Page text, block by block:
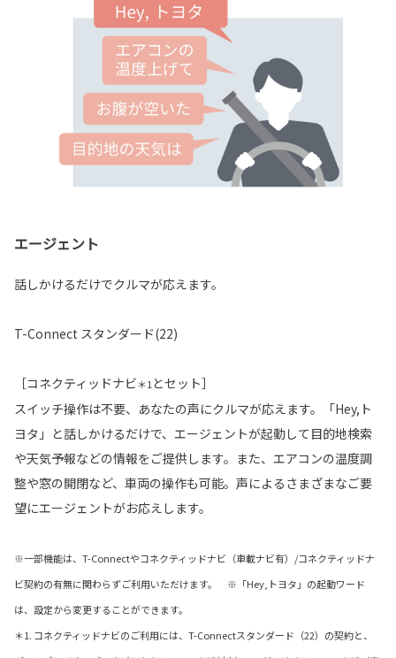
エージェント
話しかけるだけでクルマが応えます。
T-Connect スタンダード(22)
［コネクティッドナビ＊1とセット］
スイッチ操作は不要、あなたの声にクルマが応えます。「Hey,ト
ヨタ」と話しかけるだけで、エージェントが起動して目的地検索
や天気予報などの情報をご提供します。また、エアコンの温度調
整や窓の開閉など、車両の操作も可能。声によるさまざまなご要
望にエージェントがお応えします。
※一部機能は、T-Connectやコネクティッドナビ（車載ナビ有）/コネクティッドナ
ビ契約の有無に関わらずご利用いただけます。 ※「Hey,トヨタ」の起動ワード
は、設定から変更することができます。
＊1. コネクティッドナビのご利用には、T-Connectスタンダード（22）の契約と、